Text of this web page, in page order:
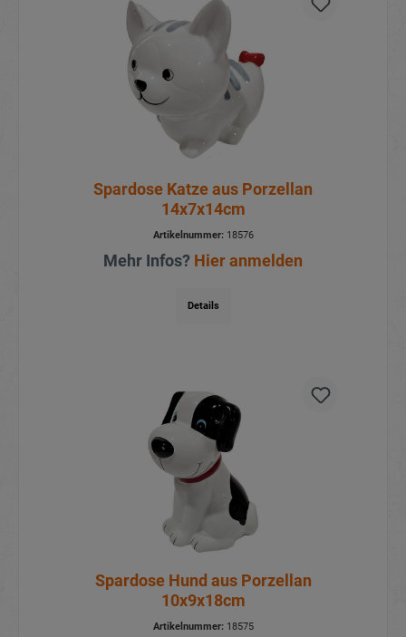
Spardose Katze aus Porzellan
14x7x14cm
Artikelnummer:18576
Mehr Infos? Hier anmelden
Details
Spardose Hund aus Porzellan
10x9x18cm
Artikelnummer:18575